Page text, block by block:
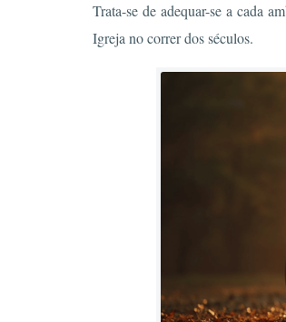
Trata-se de adequar-se a cada
Igreja no correr dos séculos.